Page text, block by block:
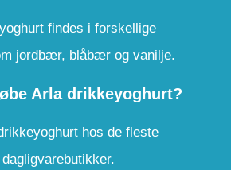
findes i forskellige
jordbær, blåbær og vanilje.
Arla drikkeyoghurt?
hos de fleste